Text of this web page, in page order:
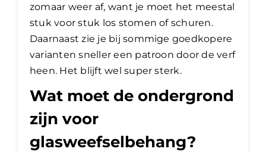
zomaar weer af, want je moet het meestal
stuk voor stuk los stomen of schuren.
Daarnaast zie je bij sommige goedkopere
varianten sneller een patroon door de verf
heen. Het blijft wel super sterk.
Wat moet de ondergrond
zijn voor
glasweefselbehang?